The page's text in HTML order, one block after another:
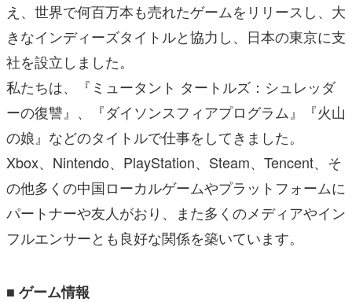
え、世界で何百万本も売れたゲームをリリースし、大
きなインディーズタイトルと協力し、日本の東京に支
社を設立しました。
私たちは、『ミュータント タートルズ：シュレッダ
ーの復讐』、『ダイソンスフィアプログラム』『火山
の娘』などのタイトルで仕事をしてきました。
Xbox、Nintendo、PlayStation、Steam、Tencent、そ
の他多くの中国ローカルゲームやプラットフォームに
パートナーや友人がおり、また多くのメディアやイン
フルエンサーとも良好な関係を築いています。
■ ゲーム情報